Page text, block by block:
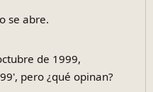
se abre.
de 1999,
pero ¿qué opinan?